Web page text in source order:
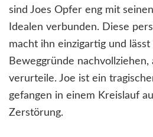
sind Joes Opfer eng mit
Idealen verbunden. Diese
macht ihn einzigartig und lässt
Beweggründe
verurteile. Joe ist ein
gefangen in einem Kreislauf
Zerstörung.